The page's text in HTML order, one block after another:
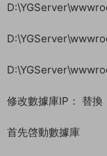
修改數據庫IP： 替換
首先啓動數據庫